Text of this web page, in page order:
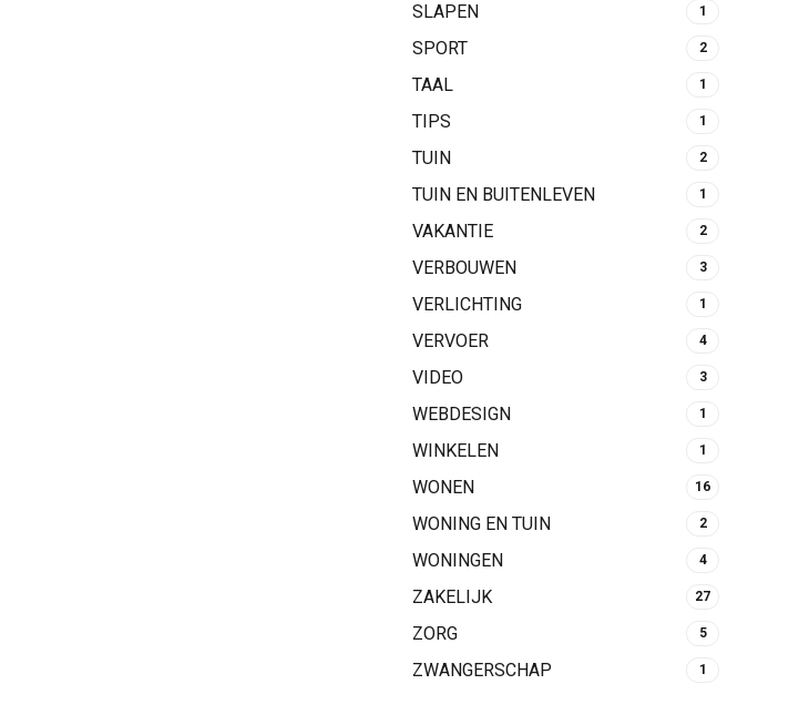
SLAPEN 1
SPORT 2
TAAL 1
TIPS 1
TUIN 2
TUIN EN BUITENLEVEN 1
VAKANTIE 2
VERBOUWEN 3
VERLICHTING 1
VERVOER 4
VIDEO 3
WEBDESIGN 1
WINKELEN 1
WONEN 16
WONING EN TUIN 2
WONINGEN 4
ZAKELIJK 27
ZORG 5
ZWANGERSCHAP 1